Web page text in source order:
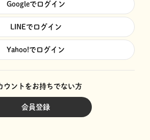
Googleでログイン
LINEでログイン
Yahoo!でログイン
ウントをお持ちでない方
会員登録